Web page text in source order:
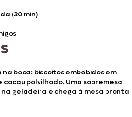
(30 min)
boca: biscoitos embebidos em
polvilhado. Uma sobremesa
geladeira e chega à mesa pronta